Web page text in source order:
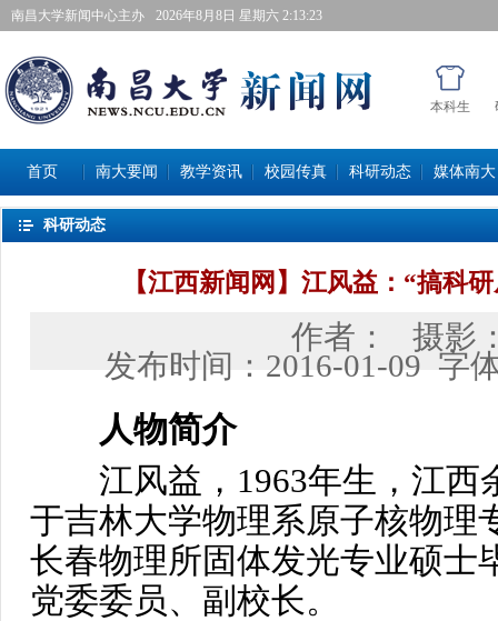
南昌大学新闻中心主办 2026年8月8日星期六 2:13:24
本科生
首页 南大要闻 教学资讯 校园传真 科研动态 媒体南大
科研动态
【江西新闻网】江风益：“搞科
作者：
摄影
发布时间： 2016-01-09 字
人物简介
江风益，1963年生，江西
于吉林大学物理系原子核物理
长春物理所固体发光专业硕士
党委委员、副校长。